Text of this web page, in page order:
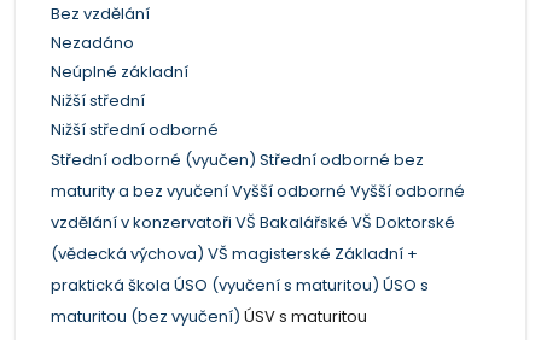
Bez vzdělání
Nezadáno
Neúplné základní
Nižší střední
Nižší střední odborné
Střední odborné (vyučen) Střední odborné bez
maturity a bez vyučeníVyšší odborné Vyšší odborné
vzdělání v konzervatoři VŠ Bakalářské VŠ Doktorské
(vědecká výchova) VŠ magisterské Základní +
praktická škola ÚSO (vyučení s maturitou) ÚSO s
maturitou (bez vyučení) ÚSV s maturitou